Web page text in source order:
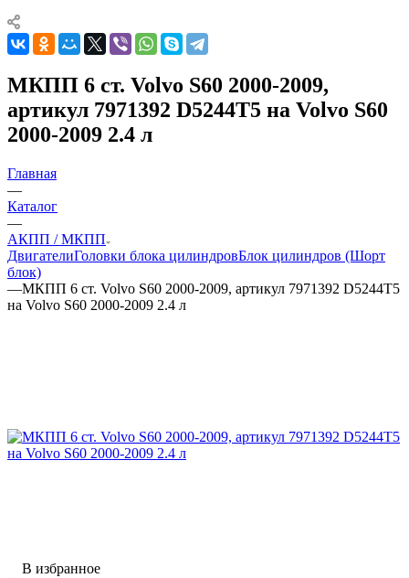
МКПП 6 ст. Volvo S60 2000-2009,
артикул 7971392 D5244T5 на Volvo S60
2000-2009 2.4 л
Главная
—
Каталог
—
АКПП / МКПП
ДвигателиГоловки блока цилиндровБлок цилиндров (Шорт
блок)
—МКПП 6 ст. Volvo S60 2000-2009, артикул 7971392 D5244T5
на Volvo S60 2000-2009 2.4 л
В избранное